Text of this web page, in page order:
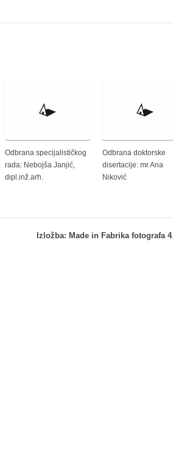
Odbrana specijalističkog
rada: Nebojša Janjić,
dipl.inž.arh.
Odbrana doktorske
disertacije: mr Ana
Niković